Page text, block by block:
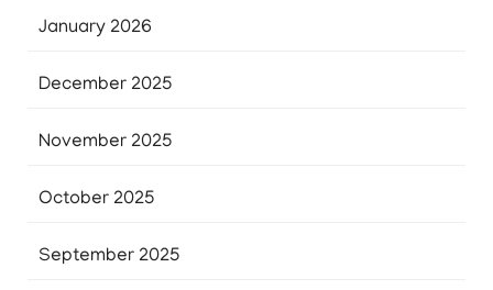
January 2026
December 2025
November 2025
October 2025
September 2025